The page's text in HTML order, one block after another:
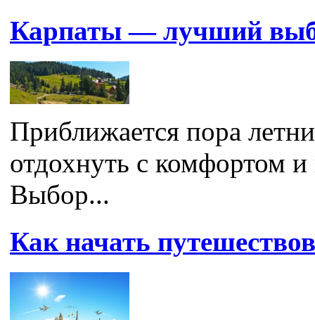
Карпаты — лучший
Приближается пора
отдохнуть с комфортом и
Выбор...
Как начать